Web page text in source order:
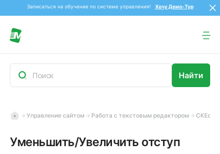
Записаться на обучение по системе управления! Хочу Демо-Тур
Управление сайтом Работа с текстовым редактором
Уменьшить/Увеличить отступ